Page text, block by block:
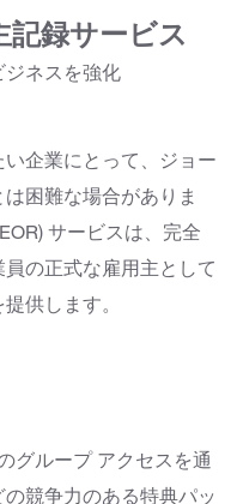
記録サービス
ネスを強化
企業にとって、ジョー
困難な場合がありま
サービスは、完全
の正式な雇用主として
供します。
グループ アクセスを通
競争力のある特典パッ